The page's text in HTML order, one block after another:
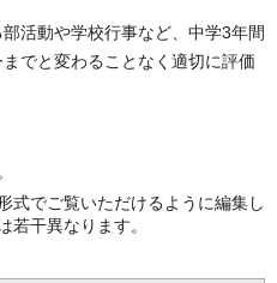
活動や学校行事など、中学3年間
でと変わることなく適切に評価
式でご覧いただけるように編集し
若干異なります。